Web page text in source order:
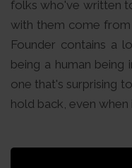
folks who've written
with them come
Founder contains a
being a human being
one that's surprising
hold back, even